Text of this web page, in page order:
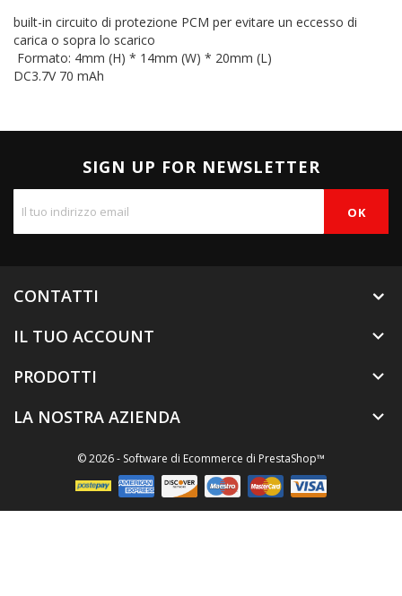
built-in circuito di protezione PCM per evitare un eccesso di
carica o sopra lo scarico
Formato: 4mm (H) * 14mm (W) * 20mm (L)
DC3.7V 70 mAh
SIGN UP FOR NEWSLETTER
CONTATTI
IL TUO ACCOUNT

PRODOTTI 
LA NOSTRA AZIENDA 
© 2026 - Software di Ecommerce di PrestaShop™